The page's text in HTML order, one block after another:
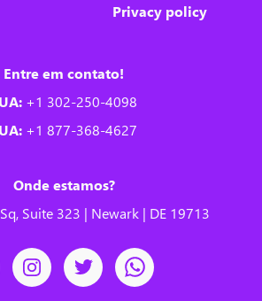
Privacy policy
Entre em contato!
+1 302-250-4098
+1 877-368-4627
Onde estamos?
Suite 323 | Newark | DE 19713